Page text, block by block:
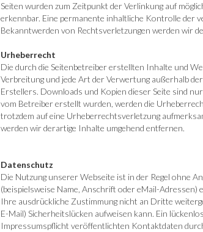
Seiten wurden zum Zeitpunkt der Verlinkung auf
erkennbar. Eine permanente inhaltliche Kontrolle der
Bekanntwerden von Rechtsverletzungen werden wir
Urheberrecht
Die durch die Seitenbetreiber erstellten Inhalte und
Verbreitung und jede Art der Verwertung außerhalb
Erstellers. Downloads und Kopien dieser Seite sind
vom Betreiber erstellt wurden, werden die
trotzdem auf eine Urheberrechtsverletzung
werden wir derartige Inhalte umgehend entfernen.
Datenschutz
Die Nutzung unserer Webseite ist in der Regel ohne
(beispielsweise Name, Anschrift oder eMail-
Ihre ausdrückliche Zustimmung nicht an Dritte
E-Mail) Sicherheitslücken aufweisen kann. Ein
Impressumspflicht veröffentlichten Kontaktdaten